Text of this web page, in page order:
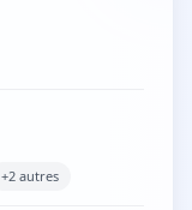
+2 autres